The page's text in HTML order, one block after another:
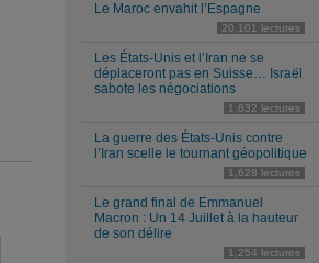
Le Maroc envahit l’Espagne
20,101 lectures
Les États-Unis et l’Iran ne se
déplaceront pas en Suisse… Israël
sabote les négociations
1,632 lectures
La guerre des États-Unis contre
l’Iran scelle le tournant géopolitique
1,628 lectures
Le grand final de Emmanuel
Macron : Un 14 Juillet à la hauteur
de son délire
1,254 lectures